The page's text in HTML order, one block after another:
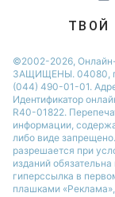
ТВОЙ
©2002-2026,
ЗАЩИЩЕНЫ. 04080, г.
(044) 490-01-01.
Идентификатор
R40-01822.
информации,
либо виде
разрешается при
изданий
гиперссылка в
плашками